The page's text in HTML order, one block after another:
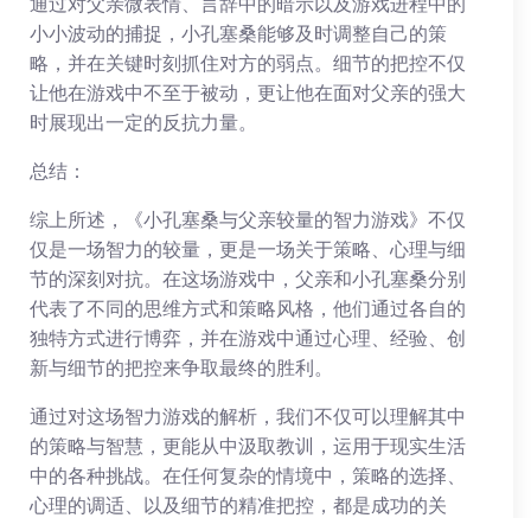
小小波动的捕捉，小孔塞桑能够及时调整自己的策
略，并在关键时刻抓住对方的弱点。细节的把控不仅
让他在游戏中不至于被动，更让他在面对父亲的强大
时展现出一定的反抗力量。
总结：
综上所述，《小孔塞桑与父亲较量的智力游戏》不仅
仅是一场智力的较量，更是一场关于策略、心理与细
节的深刻对抗。在这场游戏中，父亲和小孔塞桑分别
代表了不同的思维方式和策略风格，他们通过各自的
独特方式进行博弈，并在游戏中通过心理、经验、创
新与细节的把控来争取最终的胜利。
通过对这场智力游戏的解析，我们不仅可以理解其中
的策略与智慧，更能从中汲取教训，运用于现实生活
中的各种挑战。在任何复杂的情境中，策略的选择、
心理的调适、以及细节的精准把控，都是成功的关